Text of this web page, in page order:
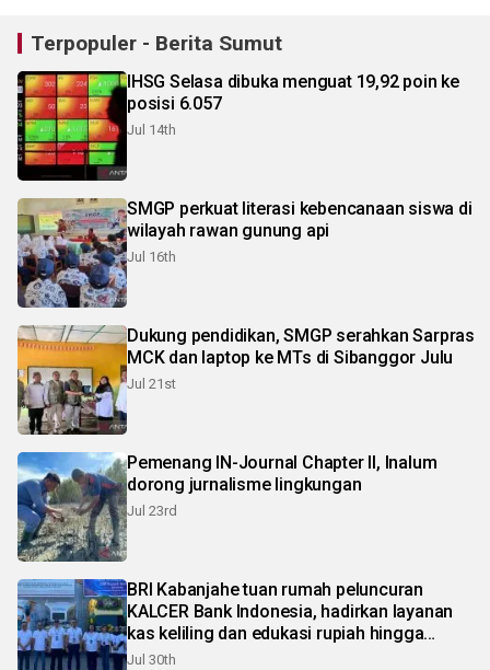
Terpopuler - Berita Sumut
IHSG Selasa dibuka menguat 19,92 poin ke
posisi 6.057
Jul 14th
SMGP perkuat literasi kebencanaan siswa di
wilayah rawan gunung api
Jul 16th
Dukung pendidikan, SMGP serahkan Sarpras
MCK dan laptop ke MTs di Sibanggor Julu
Jul 21st
Pemenang IN-Journal Chapter II, Inalum
dorong jurnalisme lingkungan
Jul 23rd
BRI Kabanjahe tuan rumah peluncuran
KALCER Bank Indonesia, hadirkan layanan
kas keliling dan edukasi rupiah hingga
pelosok Karo
Jul 30th